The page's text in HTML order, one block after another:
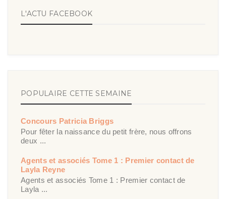
L'ACTU FACEBOOK
POPULAIRE CETTE SEMAINE
Concours Patricia Briggs
Pour fêter la naissance du petit frère, nous offrons
deux ...
Agents et associés Tome 1 : Premier contact de
Layla Reyne
Agents et associés Tome 1 : Premier contact de
Layla ...